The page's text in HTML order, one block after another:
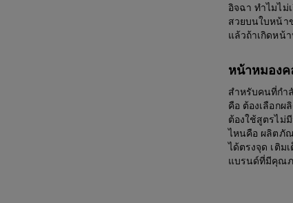
อิจฉา ทำไมไม่
สวยบนใบหน้า
แล้วถ้าเกิดหน้
หน้าหมองค
สำหรับคนที่กำ
คือ ต้องเลือก
ต้องใช้สูตรไม่
ไหนคือ ผลิตภั
ได้ตรงจุด เติม
แบรนด์ที่มีคุณภ